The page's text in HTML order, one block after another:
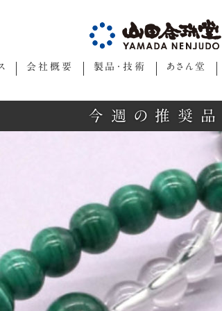
会社概要 製品・技術 あさん堂
今週の推奨品